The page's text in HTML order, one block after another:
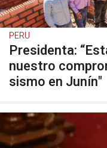
PERU
Presidenta:
nuestro
sismo en Junín"